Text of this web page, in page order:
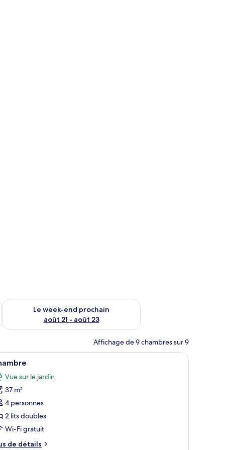
août 14 - août 16
Le week-end prochain
août 21 - août 23
Vérifier la disponibilité pour le week-end prochain août 21 -
Affichage de 9 chambres sur 9
dans les chambres, bureau Literie de qualité supérieure, coffres-forts
5
Vue sur le jardin
37 m²
4 personnes
2 lits doubles
Wi-Fi gratuit
de détails